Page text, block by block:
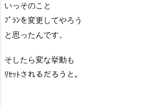
いっそのこと
ﾌﾟﾗﾝを変更してやろう
と思ったんです。
そしたら変な挙動も
ﾘｾｯﾄされるだろうと。